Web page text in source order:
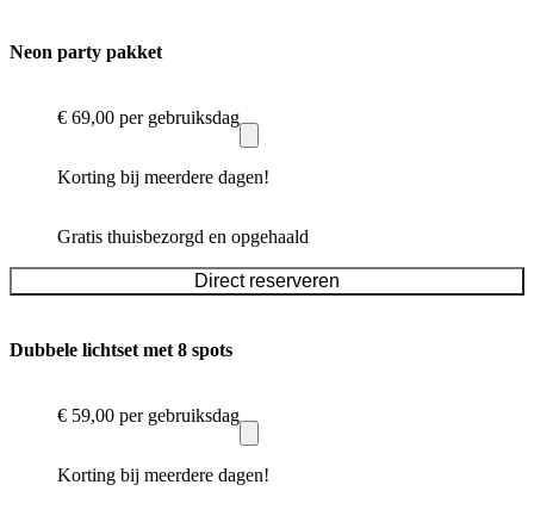
Neon party pakket
€ 69,00 per gebruiksdag
Korting bij meerdere dagen!
Gratis thuisbezorgd en opgehaald
Direct reserveren
Dubbele lichtset met 8 spots
€ 59,00 per gebruiksdag
Korting bij meerdere dagen!